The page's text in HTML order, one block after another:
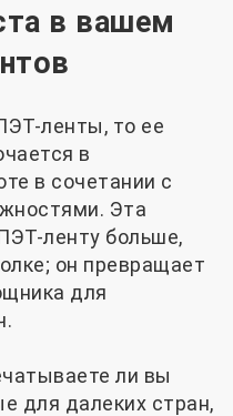
в вашем
ленты, то ее
в
в сочетании с
Эта
ленту больше,
он превращает
для
ли вы
для далеких стран,